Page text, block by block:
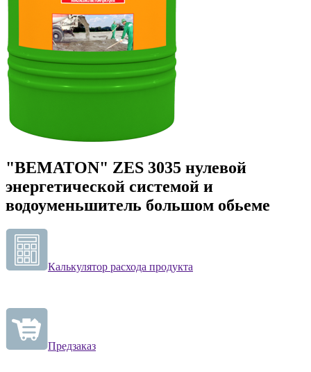
"BEMATON" ZES 3035 нулевой
энергетической системой и
водоуменьшитель большом обьеме
Калькулятор расхода продукта
Предзаказ